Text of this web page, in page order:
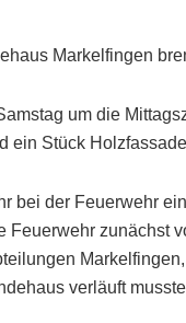
Markelfingen
um die
ein Stück
bei der Feuerwehr
zunächst
verläuft